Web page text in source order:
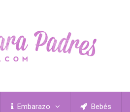
Embarazo Bebés